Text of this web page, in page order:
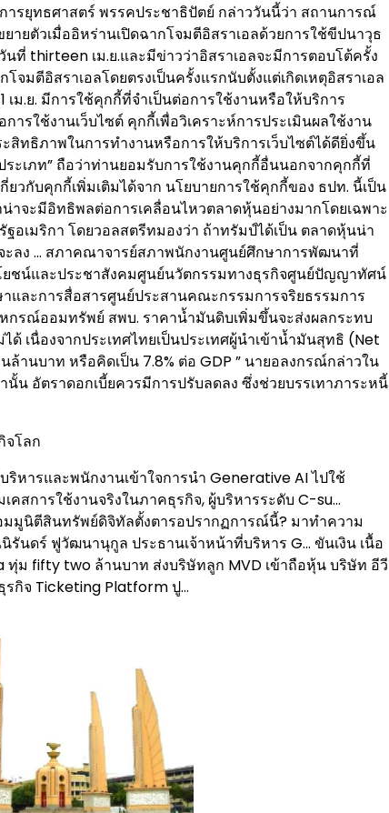
รยุทธศาสตร์ พรรคประชาธิปัตย์ กล่าววันนี้ว่า สถานการณ์
ยตัวเมื่ออิหร่านเปิดฉากโจมตีอิสราเอลด้วยการใช้ขีปนาวุธ
ที่ thirteen เม.ย.และมีข่าวว่าอิสราเอลจะมีการตอบโต้ครั้ง
จมตีอิสราเอลโดยตรงเป็นครั้งแรกนับตั้งแต่เกิดเหตุอิสราเอล
ม.ย. มีการใช้คุกกี้ที่จำเป็นต่อการใช้งานหรือให้บริการ
รใช้งานเว็บไซต์ คุกกี้เพื่อวิเคราะห์การประเมินผลใช้งาน
ทธิภาพในการทำงานหรือการให้บริการเว็บไซต์ได้ดียิ่งขึ้น
ะเภท” ถือว่าท่านยอมรับการใช้งานคุกกี้อื่นนอกจากคุกกี้ที่
ยวกับคุกกี้เพิ่มเติมได้จาก นโยบายการใช้คุกกี้ของ ธปท. นี้เป็น
าจะมีอิทธิพลต่อการเคลื่อนไหวตลาดหุ้นอย่างมากโดยเฉพาะ
อเมริกา โดยวอลสตรีทมองว่า ถ้าทรัมป์ได้เป็น ตลาดหุ้นน่า
ะลง … สภาคณาจารย์สภาพนักงานศูนย์ศึกษาการพัฒนาที่
ยชน์และประชาสังคมศูนย์นวัตกรรมทางธุรกิจศูนย์ปัญญาทัศน์
และการสื่อสารศูนย์ประสานคณะกรรมการจริยธรรมการ
รณ์ออมทรัพย์ สพบ. ราคาน้ำมันดิบเพิ่มขึ้นจะส่งผลกระทบ
ด้ เนื่องจากประเทศไทยเป็นประเทศผู้นำเข้าน้ำมันสุทธิ (Net
านบาท หรือคิดเป็น 7.8% ต่อ GDP ” นายอลงกรณ์กล่าวใน
น อัตราดอกเบี้ยควรมีการปรับลดลง ซึ่งช่วยบรรเทาภาระหนี้
หารและพนักงานเข้าใจการนำ Generative AI ไปใช้
คสการใช้งานจริงในภาคธุรกิจ, ผู้บริหารระดับ C-su…
มูนิตีสินทรัพย์ดิจิทัลตั้งตารอปรากฏการณ์นี้? มาทำความ
นดร์ ฟูวัฒนานุกูล ประธานเจ้าหน้าที่บริหาร G… ขันเงิน เนื้อ
ทุ่ม fifty two ล้านบาท ส่งบริษัทลูก MVD เข้าถือหุ้น บริษัท อีวี
กิจ Ticketing Platform ปู…